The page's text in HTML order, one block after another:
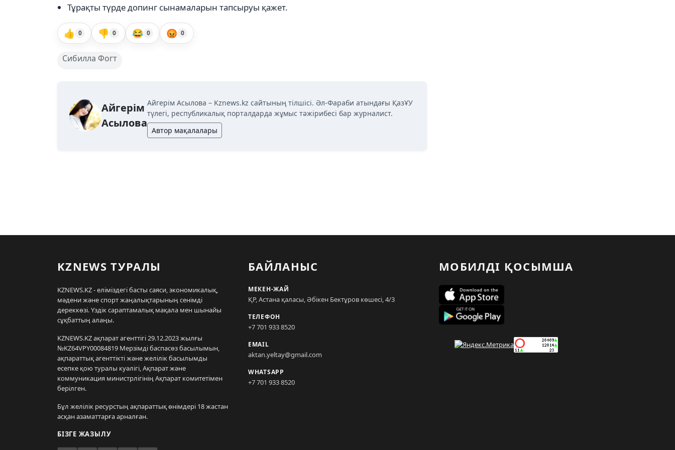
Тұрақты түрде допинг сынамаларын тапсыруы қажет.
👍 0 👎 0 😂 0 😡 0
Сибилла Фогт
Айгерім
Асылова
Айгерім Асылова – Kznews.kz сайтының тілшісі. Әл-Фараби атындағы ҚазҰУ
түлегі, республикалық порталдарда жұмыс тәжірибесі бар журналист.
Автор мақалалары
KZNEWS ТУРАЛЫ
KZNEWS.KZ - еліміздегі басты саяси, экономикалық,
мәдени және спорт жаңалықтарының сенімді
дереккөзі. Үздік сараптамалық мақала мен шынайы
сұқбаттың алаңы.
KZNEWS.KZ ақпарат агенттігі 29.12.2023 жылғы
№KZ64VPY00084819 Мерзімді баспасөз басылымын,
ақпараттық агенттікті және желілік басылымды
есепке қою туралы куәлігі, Ақпарат және
коммуникация министрлігінің Ақпарат комитетімен
берілген.
Бұл желілік ресурстың ақпараттық өнімдері 18 жастан
асқан азаматтарға арналған.
БІЗГЕ ЖАЗЫЛУ
БАЙЛАНЫС
МЕКЕН-ЖАЙ
ҚР, Астана қаласы, Әбікен Бектұров көшесі, 4/3
ТЕЛЕФОН
+7 701 933 8520
EMAIL
aktan.yeltay@gmail.com
WHATSAPP
+7 701 933 8520
МОБИЛДІ ҚОСЫМША